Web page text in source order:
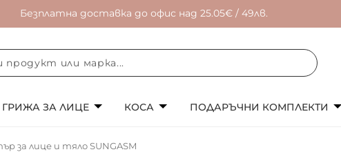
Безплатна доставка до офис над 25.05€ / 49лв.
ГРИЖА ЗА ЛИЦЕ КОСА ПОДАРЪЧНИ КОМПЛЕКТИ
за лице и тяло SUNGASM